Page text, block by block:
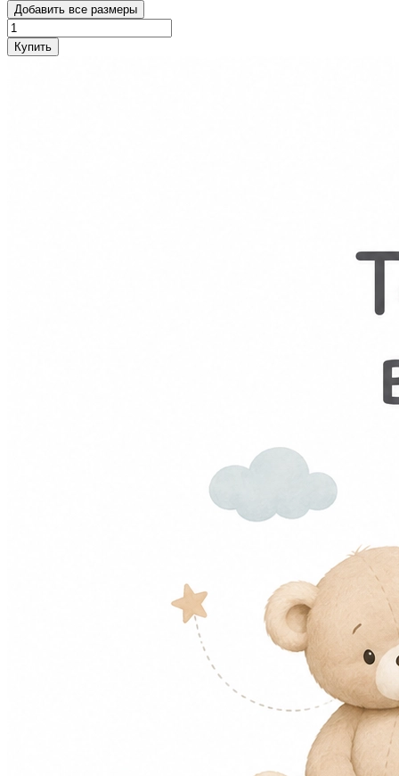
Добавить все размеры
Купить